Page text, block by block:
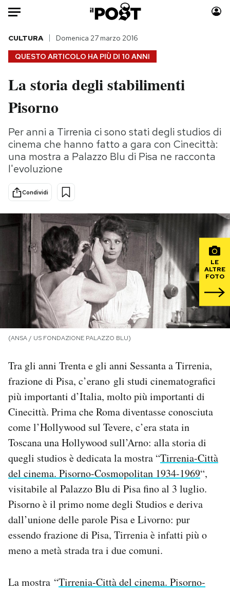
Auto
HOME
Italia
Politica
Tecnologia
Internet
Scienza
Cultura
Economia
Moda
Storie/Idee
Ok Boomer!
Media
PODCAST
NEWSLETTER
I MIEI PREFERITI
CALENDARIO
AREA PERSONALE
Area Personale
Newsletter
Regala il Post
Hai bisogno di aiuto?
Esci
QUESTO ARTICOLO HA PIÙ DI 10 ANNI
CULTURA Domenica 27 marzo 2016
La storia degli stabilimenti
Pisorno
Per anni a Tirrenia ci sono stati degli studios di
cinema che hanno fatto a gara con Cinecittà:
una mostra a Palazzo Blu di Pisa ne racconta
l'evoluzione
Condividi
LE
ALTRE
FOTO
(ANSA / US FONDAZIONE PALAZZO BLU)
Tra gli anni Trenta e gli anni Sessanta a Tirrenia,
frazione di Pisa, c’erano gli studi cinematografici
più importanti d’Italia, molto più importanti di
Cinecittà. Prima che Roma diventasse conosciuta
come l’Hollywood sul Tevere, c’era stata in
Toscana una Hollywood sull’Arno: alla storia di
quegli studios è dedicata la mostra “Tirrenia-Città
del cinema. Pisorno-Cosmopolitan 1934-1969“,
visitabile al Palazzo Blu di Pisa fino al 3 luglio.
Pisorno è il primo nome degli Studios e deriva
dall’unione delle parole Pisa e Livorno: pur
essendo frazione di Pisa, Tirrenia è infatti più o
meno a metà strada tra i due comuni.
La mostra “Tirrenia-Città del cinema. Pisorno-